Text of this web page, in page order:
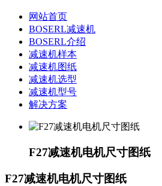
网站首页
BOSERL减速机
BOSERL介绍
减速机样本
减速机图纸
减速机选型
减速机型号
解决方案
F27减速机电机尺寸图纸
F27减速机电机尺寸图纸